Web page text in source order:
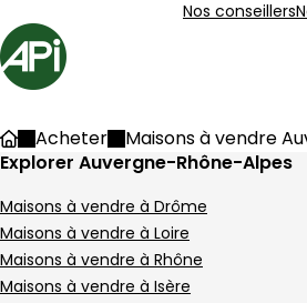
Nos conseillers
Accueil
97 Maisons à vendre en
90 m² 4 pièces
Aller à l'image1
Aller à l'image2
Aller à l'image3
Aller à l'image4
Aller à l'image5
AccueilAcheter
Maisons à vendre
Explorer Auvergne-Rhône-Alpes
Maisons à vendre à Drôme
Maisons à vendre à Loire
Maisons à vendre à Rhône
Maisons à vendre à Isère